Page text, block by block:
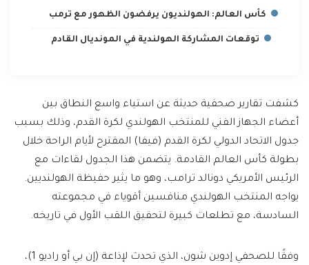
كأس العالم: الهولنديون يرفضون الظهور مع ترمب
توقعات المشاركة الهولندية في المونديال القادم
كشفت تقارير صحفية حديثة عن استياء واسع النطاق بين
أعضاء الجهاز الفني للمنتخب الهولندي لكرة القدم، وذلك بسبب
جدول الاتحاد الدولي لكرة القدم (فيفا) المقترح لأيام الراحة خلال
بطولة كأس العالم القادمة. يتضمن هذا الجدول لقاءات مع
الرئيس الأمريكي دونالد ترامب، وهو ما يثير حفيظة الهولنديين.
يواجه المنتخب الهولندي منافسين أقوياء في مجموعته
السادسة، مع تطلعات كبيرة لتحقيق اللقب الأول في تاريخه.
وفقًا للصحفي إدوين شون، الذي تحدث لإذاعة (إن بي أو راديو 1)،